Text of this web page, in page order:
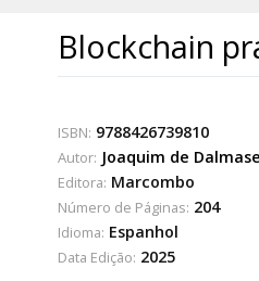
Blockchain
ISBN: 9788426739810
Autor: Joaquim de
Editora: Marcombo
Número de Páginas: 204
Idioma: Espanhol
Data Edição: 2025